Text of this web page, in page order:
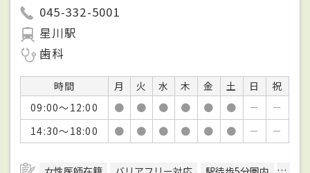
045-332-5001
星川駅
歯科
時間 月 火 水 木 金 土 日
祝
09:00～12:00
● ● ● ● ● ● －
－
14:30～18:00
● ● ● ● ● ● － －